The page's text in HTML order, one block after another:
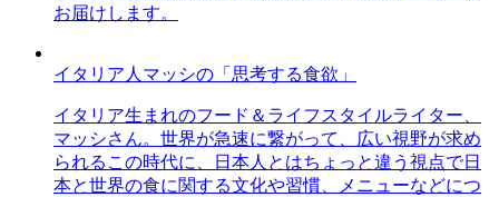
お届けします。
イタリア人マッシの「思考する食欲」
イタリア生まれのフード＆ライフスタイルライター、
マッシさん。世界が急速に繋がって、広い視野が求め
られるこの時代に、日本人とはちょっと違う視点で日
本と世界の食に関する文化や習慣、メニューなどにつ